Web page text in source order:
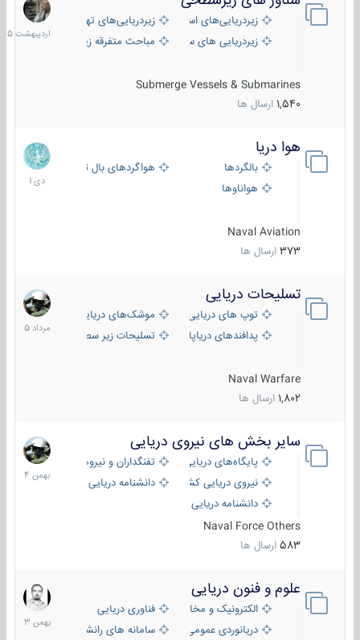
زیردریایی‌های استراتژیکزیردریایی‌های تهاجمی
زیردریایی های سبک
مباحث متفرقه زیرسطحی
Submerge Vessels & Submarines
1,540 ارسال ها
1405
هوا دریا
بالگردها
هواگردهای بال ثابت
هواناوها
Naval Aviation
373 ارسال ها
12
دی
1401
تسلیحات دریایی
توپ های دریایی
موشک‌های دریایی
پدافندهای دریاپایه
تسلیحات زیر سطحی
Naval Warfare
1,802 ارسال ها
2
مرداد
1405
سایر بخش های نیروی دریایی
پایگاه‌های دریایی
تفنگداران و نیروهای ویژه‌ی دریایی
نیروی دریایی کشورهای مختلفدانشنامه دریایی
دانشنامه دریایی کپی
Naval Force Others
583 ارسال ها
22
بهمن
1404
علوم و فنون دریایی
الکترونیک و مخابرات دریاییفناوری دریایی
دریانوردی عمومی
سامانه های رانشی دریایی
6
بهمن
1403